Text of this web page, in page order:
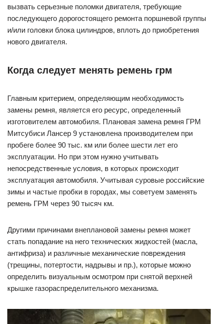
вызвать серьезные поломки двигателя, требующие
последующего дорогостоящего ремонта поршневой группы
и/или головки блока цилиндров, вплоть до приобретения
нового двигателя.
Когда следует менять ремень грм
Главным критерием, определяющим необходимость
замены ремня, является его ресурс, определенный
изготовителем автомобиля. Плановая замена ремня ГРМ
Митсубиси Лансер 9 установлена производителем при
пробеге более 90 тыс. км или более шести лет его
эксплуатации. Но при этом нужно учитывать
непосредственные условия, в которых происходит
эксплуатация автомобиля. Учитывая суровые российские
зимы и частые пробки в городах, мы советуем заменять
ремень ГРМ через 90 тысяч км.
Другими причинами внеплановой замены ремня может
стать попадание на него технических жидкостей (масла,
антифриза) и различные механические повреждения
(трещины, потертости, надрывы и пр.), которые можно
определить визуальным осмотром при снятой верхней
крышке газораспределительного механизма.